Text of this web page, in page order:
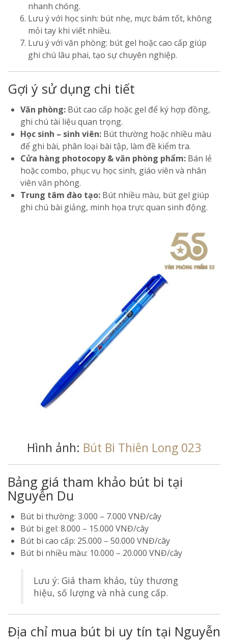
nhanh chóng.
Lưu ý với học sinh: bút nhẹ, mực bám tốt, không
mỏi tay khi viết nhiều.
Lưu ý với văn phòng: bút gel hoặc cao cấp giúp
ghi chú lâu phai, tạo sự chuyên nghiệp.
Gợi ý sử dụng chi tiết
Văn phòng: Bút cao cấp hoặc gel để ký hợp đồng,
ghi chú tài liệu quan trọng.
Học sinh – sinh viên: Bút thường hoặc nhiều màu
để ghi bài, phân loại bài tập, làm đề kiểm tra.
Cửa hàng photocopy & văn phòng phẩm: Bán lẻ
hoặc combo, phục vụ học sinh, giáo viên và nhân
viên văn phòng.
Trung tâm đào tạo: Bút nhiều màu, bút gel giúp
ghi chú bài giảng, minh họa trực quan sinh động.
Hình ảnh: Bút Bi Thiên Long 023
Bảng giá tham khảo bút bi tại
Nguyễn Du
Bút bi thường: 3.000 – 7.000 VNĐ/cây
Bút bi gel: 8.000 – 15.000 VNĐ/cây
Bút bi cao cấp: 25.000 – 50.000 VNĐ/cây
Bút bi nhiều màu: 10.000 – 20.000 VNĐ/cây
Lưu ý: Giá tham khảo, tùy thương
hiệu, số lượng và nhà cung cấp.
Địa chỉ mua bút bi uy tín tại Nguyễn